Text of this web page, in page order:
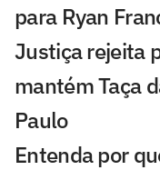
para Ryan
Justiça rejeita
mantém Taça
Paulo
Entenda por